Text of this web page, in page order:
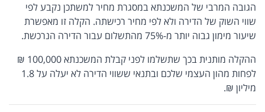
הגובה המרבי של המשכנתא במסגרת מחיר למשתכן נקבע לפי
שווי השוק של הדירה ולא לפי מחיר רכישתה. הקלה זו מאפשרת
שיעור מימון גבוה יותר מ-75% מהתשלום עבור הדירה הנרכשת.
ההקלה מותנית בכך שתשלמו לפני קבלת המשכנתא 100,000 ₪
לפחות מהון העצמי שלכם ובתנאי ששווי הדירה לא יעלה על 1.8
מיליון ₪​​​​​​​​​​.​